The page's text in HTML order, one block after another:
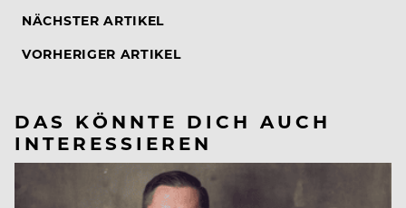
NÄCHSTER ARTIKEL
VORHERIGER ARTIKEL
DAS KÖNNTE DICH AUCH
INTERESSIEREN